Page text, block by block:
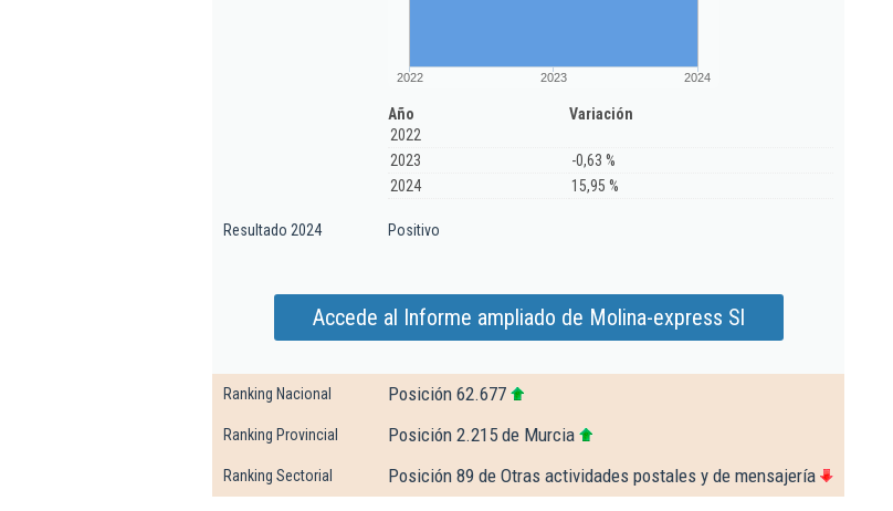
2022 2023 2024
Año
Variación
2022
2023
-0,63 %
2024
15,95 %
Resultado 2024 Positivo
Accede al Informe ampliado de Molina-express Sl
Ranking Nacional Posición 62.677
Ranking Provincial Posición 2.215 de Murcia
Ranking Sectorial Posición 89 de Otras actividades postales y de mensajería